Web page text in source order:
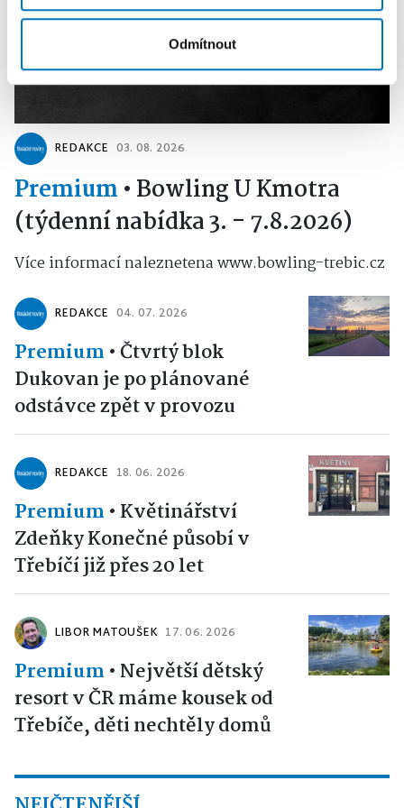
Odmítnout
REDAKCE 03. 08. 2026
Premium • Bowling U Kmotra
(týdenní nabídka 3. - 7.8.2026)
Více informací naleznetena www.bowling-trebic.cz
REDAKCE 04. 07. 2026
Premium •Čtvrtý blok
Dukovan je po plánované
odstávce zpět v provozu
REDAKCE 18. 06. 2026
Premium • Květinářství
Zdeňky Konečné působí v
Třebíčí již přes 20 let
LIBOR MATOUŠEK 17. 06. 2026
Premium • Největší dětský
resort v ČR máme kousek od
Třebíče, děti nechtěly domů